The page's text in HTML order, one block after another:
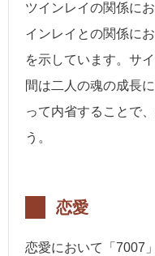
ツインレイの関係に
インレイとの関係に
を示しています。サ
間は二人の魂の成長
って内省することで
う。
恋愛
恋愛において「7007